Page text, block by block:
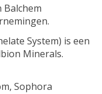
Balchem
System) is een
Minerals.
Sophora